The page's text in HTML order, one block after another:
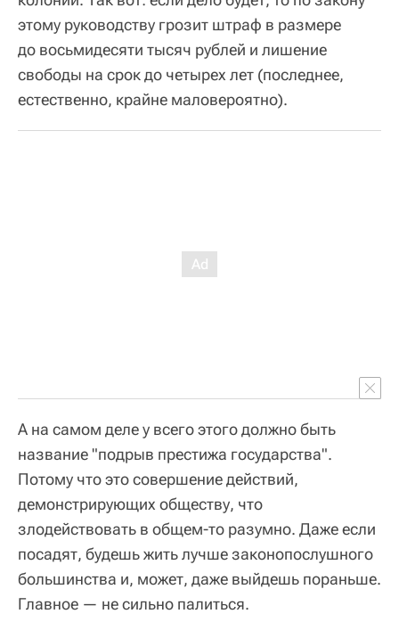
этому руководству грозит штраф в размере
до восьмидесяти тысяч рублей и лишение
свободы на срок до четырех лет (последнее,
естественно, крайне маловероятно).
А на самом деле у всего этого должно быть
название "подрыв престижа государства".
Потому что это совершение действий,
демонстрирующих обществу, что
злодействовать в общем-то разумно. Даже если
посадят, будешь жить лучше законопослушного
большинства и, может, даже выйдешь пораньше.
Главное — не сильно палиться.